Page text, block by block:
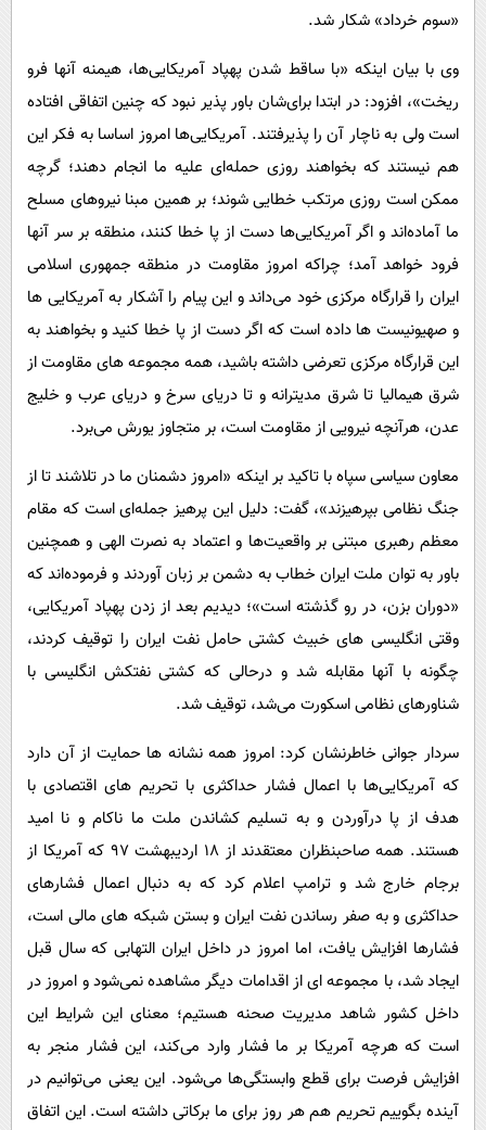
«سوم خرداد» شکار شد.
وی با بیان اینکه «با ساقط شدن پهپاد آمریکایی‌ها، هیمنه آنها فرو
ریخت»، افزود: در ابتدا برای‌شان باور پذیر نبود که چنین اتفاقی افتاده
است ولی به ناچار آن را پذیرفتند. آمریکایی‌ها امروز اساسا به فکر این
هم نیستند که بخواهند روزی حمله‌ای علیه ما انجام دهند؛ گرچه
ممکن است روزی مرتکب خطایی شوند؛ بر همین مبنا نیروهای مسلح
ما آماده‌اند و اگر آمریکایی‌ها دست از پا خطا کنند، منطقه بر سر آنها
فرود خواهد آمد؛ چراکه امروز مقاومت در منطقه جمهوری اسلامی
ایران را قرارگاه مرکزی خود می‌داند و این پیام را آشکار به آمریکایی ها
و صهیونیست ها داده است که اگر دست از پا خطا کنید و بخواهند به
این قرارگاه مرکزی تعرضی داشته باشید، همه مجموعه های مقاومت از
شرق هیمالیا تا شرق مدیترانه و تا دریای سرخ و دریای عرب و خلیج
عدن، هرآنچه نیرویی از مقاومت است، بر متجاوز یورش می‌برد.
معاون سیاسی سپاه با تاکید بر اینکه «امروز دشمنان ما در تلاشند تا از
جنگ نظامی بپرهیزند»، گفت: دلیل این پرهیز جمله‌ای است که مقام
معظم رهبری مبتنی بر واقعیت‌ها و اعتماد به نصرت الهی و همچنین
باور به توان ملت ایران خطاب به دشمن بر زبان آوردند و فرموده‌اند که
«دوران بزن، در رو گذشته است»؛ دیدیم بعد از زدن پهپاد آمریکایی،
وقتی انگلیسی های خبیث کشتی حامل نفت ایران را توقیف کردند،
چگونه با آنها مقابله شد و درحالی که کشتی نفتکش انگلیسی با
شناورهای نظامی اسکورت می‌شد، توقیف شد.
سردار جوانی خاطرنشان کرد: امروز همه نشانه ها حمایت از آن دارد
که آمریکایی‌ها با اعمال فشار حداکثری با تحریم های اقتصادی با
هدف از پا درآوردن و به تسلیم کشاندن ملت ما ناکام و نا امید
هستند. همه صاحبنظران معتقدند از ۱۸ اردیبهشت ۹۷ که آمریکا از
برجام خارج شد و ترامپ اعلام کرد که به دنبال اعمال فشارهای
حداکثری و به صفر رساندن نفت ایران و بستن شبکه های مالی است،
فشارها افزایش یافت، اما امروز در داخل ایران التهابی که سال قبل
ایجاد شد، با مجموعه ای از اقدامات دیگر مشاهده نمی‌شود و امروز در
داخل کشور شاهد مدیریت صحنه هستیم؛ معنای این شرایط این
است که هرچه آمریکا بر ما فشار وارد می‌کند، این فشار منجر به
افزایش فرصت برای قطع وابستگی‌ها می‌شود. این یعنی می‌توانیم در
آینده بگوییم تحریم هم هر روز برای ما برکاتی داشته است. این اتفاق